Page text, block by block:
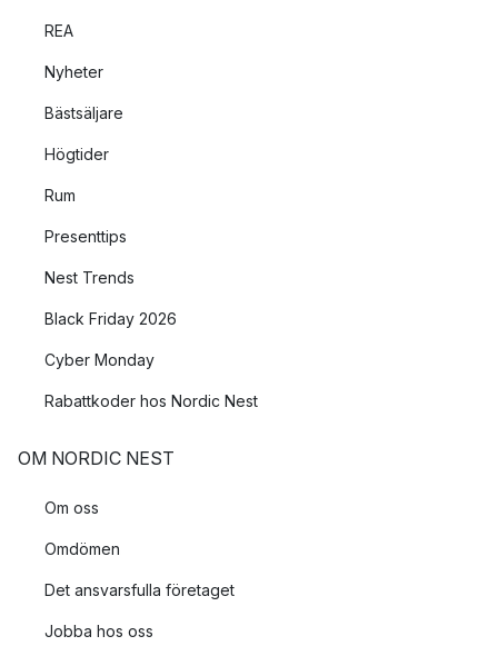
REA
Nyheter
Bästsäljare
Högtider
Rum
Presenttips
Nest Trends
Black Friday 2026
Cyber Monday
Rabattkoder hos Nordic Nest
OM NORDIC NEST
Om oss
Omdömen
Det ansvarsfulla företaget
Jobba hos oss